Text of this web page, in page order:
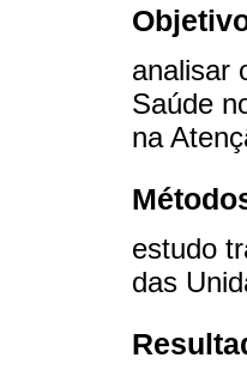
analisar
Saúde
na
estudo
das